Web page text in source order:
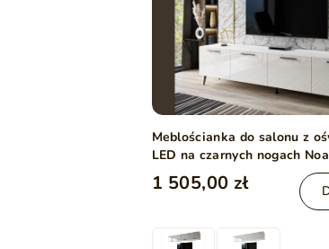
Meblościanka do salonu z
LED na czarnych nogach
połysk
1 505,00 zł